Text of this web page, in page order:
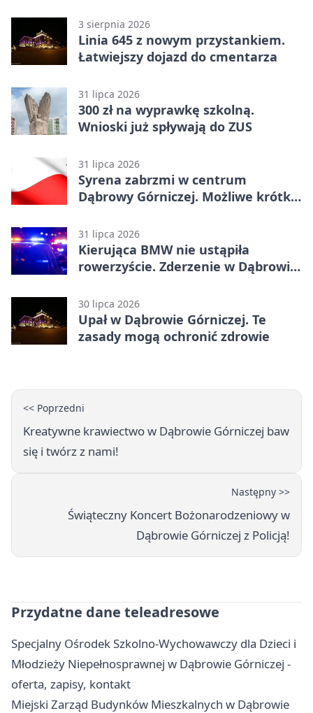
3 sierpnia 2026
Linia 645 z nowym przystankiem.
Łatwiejszy dojazd do cmentarza
31 lipca 2026
300 zł na wyprawkę szkolną.
Wnioski już spływają do ZUS
31 lipca 2026
Syrena zabrzmi w centrum
Dąbrowy Górniczej. Możliwe krótkie
31 lipca 2026
Kierująca BMW nie ustąpiła
rowerzyście. Zderzenie w Dąbrowie
30 lipca 2026
Upał w Dąbrowie Górniczej. Te
zasady mogą ochronić zdrowie
<< Poprzedni
Kreatywne krawiectwo w Dąbrowie Górniczej baw
się i twórz z nami!
Następny >>
Świąteczny Koncert Bożonarodzeniowy w
Dąbrowie Górniczej z Policją!
Przydatne dane teleadresowe
Specjalny Ośrodek Szkolno-Wychowawczy dla Dzieci i
Młodzieży Niepełnosprawnej w Dąbrowie Górniczej -
oferta, zapisy, kontakt
Miejski Zarząd Budynków Mieszkalnych w Dąbrowie